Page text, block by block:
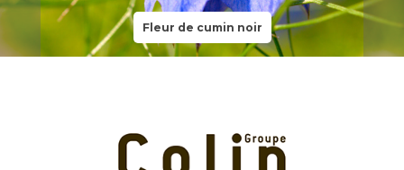
Fleur de cumin noir